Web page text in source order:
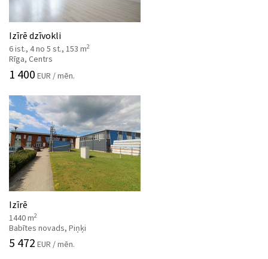
Izīrē dzīvokli
6 ist., 4 no 5 st., 153 m2
Rīga, Centrs
1 400 EUR / mēn.
Izīrē
1440 m2
Babītes novads, Piņķi
5 472 EUR / mēn.